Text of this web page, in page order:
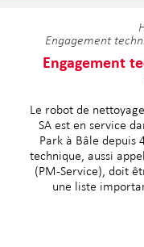
Engagement
Engagement
Le robot de
SA est en service
Park à Bâle depuis
technique, aussi
(PM-Service), doit
une liste